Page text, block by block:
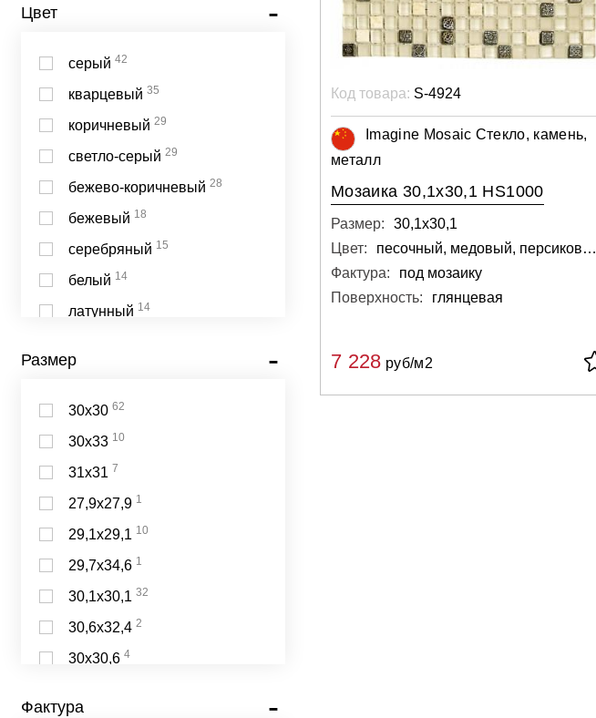
Цвет
серый 42
кварцевый 35
коричневый 29
светло-серый 29
бежево-коричневый 28
бежевый 18
серебряный 15
белый 14
латунный 14
чёрный
медный
персиковый
песочный
бронзовый
кремовый 8
медовый
охра
кирпичный
почти чёрный
Размер
30х30 62
30х33 10
31х31 7
27,9х27,9 1
29,1х29,1 10
29,7х34,6 1
30,1х30,1 32
30,6х32,4 2
30х30,6 4
Фактура
Код товара: S-4924
Imagine Mosaic Стекло, камень,
металл
Мозаика 30,1x30,1 HS1000
Размер:
30,1х30,1
Цвет:
песочный, медовый, персиковый, светло-серый, бежевый, кремовый
Фактура:
под мозаику
Поверхность:
глянцевая
7 228 руб/м2